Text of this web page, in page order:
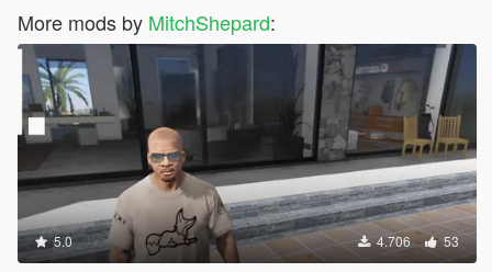
More mods by MitchShepard:
5.0 4.706 53